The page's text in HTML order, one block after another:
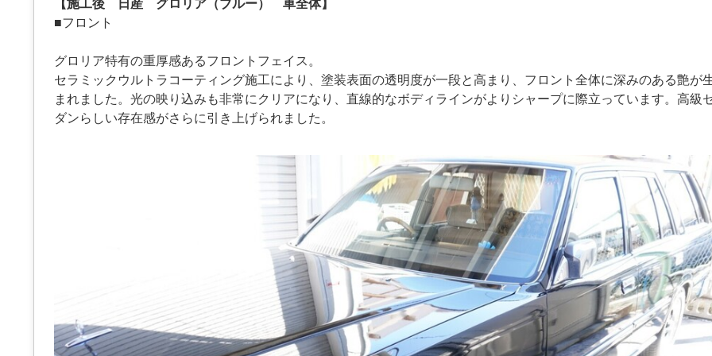
【施工後 日産 グロリア（ブルー） 車全体】
■フロント
グロリア特有の重厚感あるフロントフェイス。
セラミックウルトラコーティング施工により、塗装表面の透明度が一段と高まり、フロント全体に深みのある艶が
まれました。光の映り込みも非常にクリアになり、直線的なボディラインがよりシャープに際立っています。高級
ダンらしい存在感がさらに引き上げられました。